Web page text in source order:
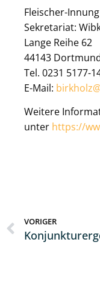
Fleischer-
Sekretariat:
Lange Reihe 62
44143
Tel. 0231 5177-
E-Mail:
Weitere
unter https://
VORIGER